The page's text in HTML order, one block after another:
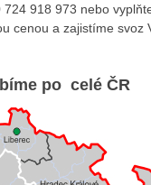
724 918 973 nebo
cenou a zajistíme svoz
po celé ČR